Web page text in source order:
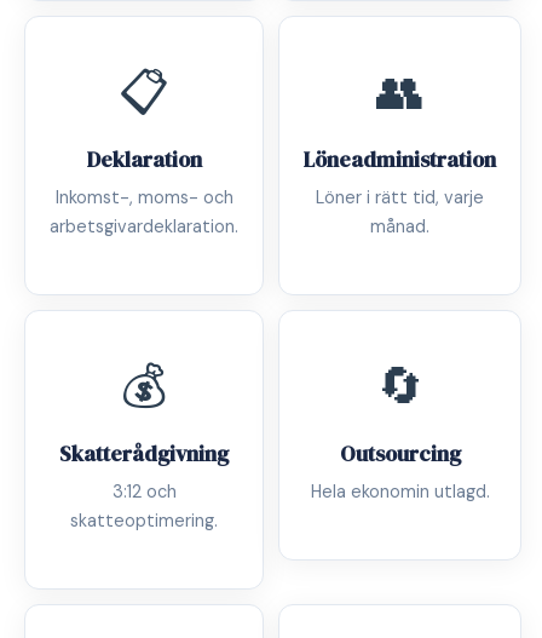
📋
Deklaration
Inkomst-, moms- och
arbetsgivardeklaration.
👥
Löneadministration
Löner i rätt tid, varje
månad.
💰
Skatterådgivning
3:12 och
skatteoptimering.
🔄
Outsourcing
Hela ekonomin utlagd.